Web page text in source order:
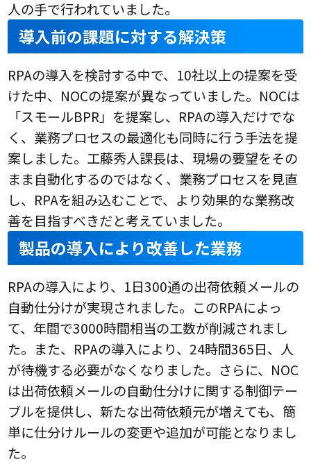
人の手で行われていました。
導入前の課題に対する解決策
RPAの導入を検討する中で、10社以上の提案を受
けた中、NOCの提案が異なっていました。NOCは
「スモールBPR」を提案し、RPAの導入だけでな
く、業務プロセスの最適化も同時に行う手法を提
案しました。工藤秀人課長は、現場の要望をその
まま自動化するのではなく、業務プロセスを見直
し、RPAを組み込むことで、より効果的な業務改
善を目指すべきだと考えていました。
製品の導入により改善した業務
RPAの導入により、1日300通の出荷依頼メールの
自動仕分けが実現されました。このRPAによっ
て、年間で3000時間相当の工数が削減されまし
た。また、RPAの導入により、24時間365日、人
が待機する必要がなくなりました。さらに、NOC
は出荷依頼メールの自動仕分けに関する制御テー
ブルを提供し、新たな出荷依頼元が増えても、簡
単に仕分けルールの変更や追加が可能となりまし
た。